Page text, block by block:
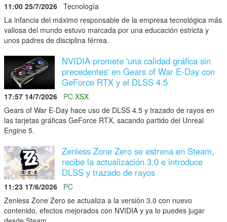
11:00 25/7/2026 Tecnología
La infancia del máximo responsable de la empresa tecnológica más
valiosa del mundo estuvo marcada por una educación estricta y
unos padres de disciplina férrea.
NVIDIA promete 'una calidad gráfica sin
precedentes' en Gears of War E-Day con
GeForce RTX y el DLSS 4.5
17:57 14/7/2026 PC XSX
Gears of War E-Day hace uso de DLSS 4.5 y trazado de rayos en
las tarjetas gráficas GeForce RTX, sacando partido del Unreal
Engine 5.
Zenless Zone Zero se estrena en Steam,
recibe la actualización 3.0 e introduce
DLSS y trazado de rayos
11:23 17/6/2026
PC
Zenless Zone Zero se actualiza a la versión 3.0 con nuevo
contenido, efectos mejorados con NVIDIA y ya lo puedes jugar